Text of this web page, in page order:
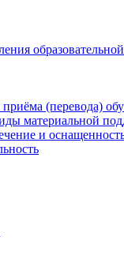
(перевода)
материальной
и